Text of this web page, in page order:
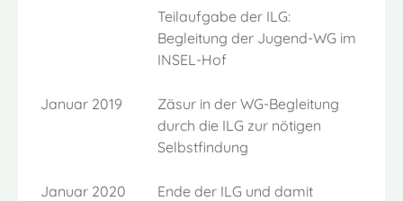
Teilaufgabe der ILG:
Begleitung der Jugend-WG im
INSEL-Hof
Januar 2019
Zäsur in der WG-Begleitung
durch die ILG zur nötigen
Selbstfindung
Januar 2020
Ende der ILG und damit